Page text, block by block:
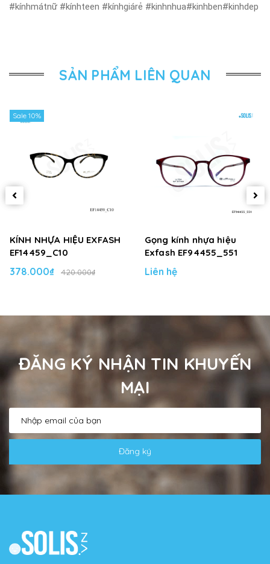
#kínhmátnữ #kínhteen #kínhgiárẻ #kinhnhua#kinhben#kinhdep
SẢN PHẨM LIÊN QUAN
Sale 10%
KÍNH NHỰA HIỆU EXFASH
EF14459_C10
378.000₫ 420.000₫
Gọng kính nhựa hiệu
Exfash EF94455_551
Liên hệ
ĐĂNG KÝ NHẬN TIN KHUYẾN
MẠI
Đăng ký